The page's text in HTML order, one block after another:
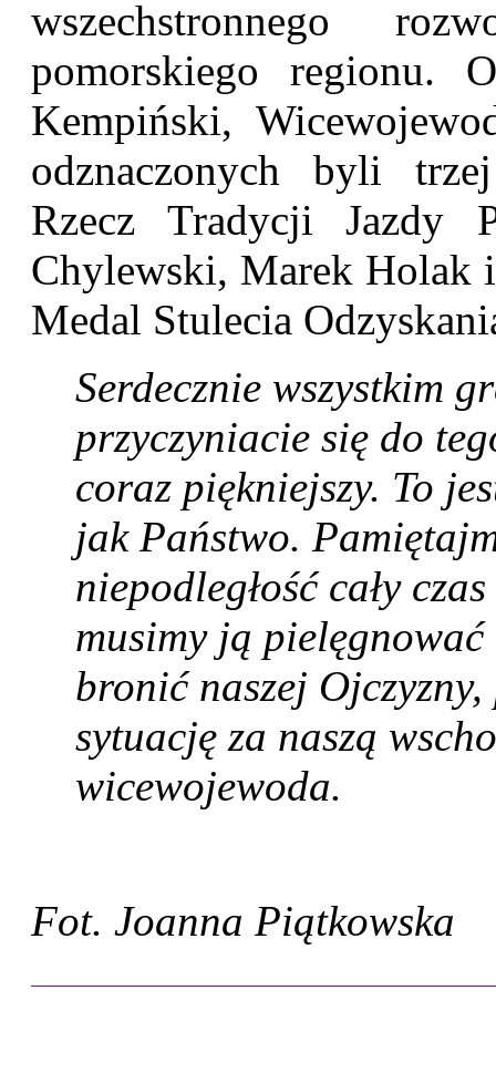
wszechstronnego
pomorskiego regionu.
Kempiński,
odznaczonych byli
Rzecz Tradycji Jazdy
Chylewski, Marek Holak
Medal Stulecia
Serdecznie wszystkim
przyczyniacie się do
coraz piękniejszy. To
jak Państwo.
niepodległość cały
musimy ją
bronić naszej
sytuację za naszą
wicewojewoda.
Fot. Joanna Piątkowska